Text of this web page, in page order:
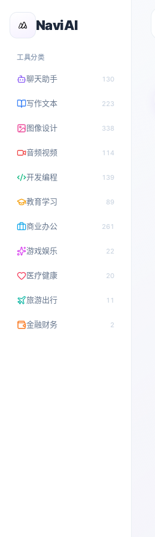
NaviAI
工具分类
聊天助手 130
写作文本 223
图像设计 338
音频视频 114
开发编程 139
教育学习 89
商业办公 261
游戏娱乐 22
医疗健康 20
旅游出行 11
金融财务 2